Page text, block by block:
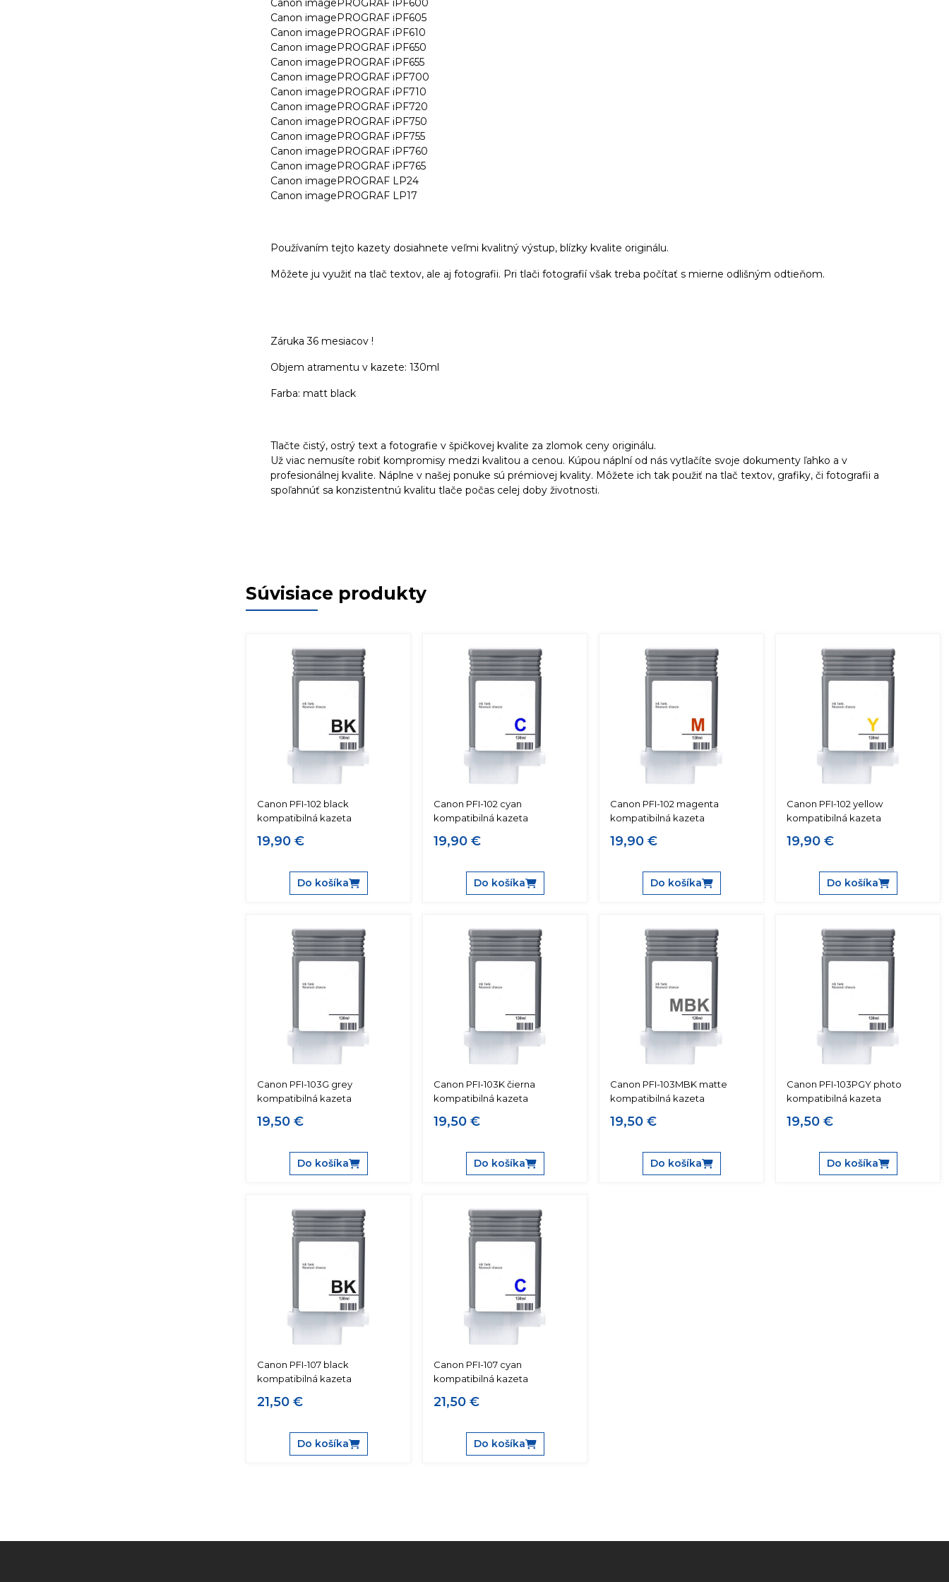
Canon imagePROGRAF iPF600
Canon imagePROGRAF iPF605
Canon imagePROGRAF iPF610
Canon imagePROGRAF iPF650
Canon imagePROGRAF iPF655
Canon imagePROGRAF iPF700
Canon imagePROGRAF iPF710
Canon imagePROGRAF iPF720
Canon imagePROGRAF iPF750
Canon imagePROGRAF iPF755
Canon imagePROGRAF iPF760
Canon imagePROGRAF iPF765
Canon imagePROGRAF LP24
Canon imagePROGRAF LP17
Používaním tejto kazety dosiahnete veľmi kvalitný výstup, blízky kvalite originálu.
Môžete ju využiť na tlač textov, ale aj fotografii. Pri tlači fotografií však treba počítať s mierne odlišným odtieňom.
Záruka 36 mesiacov !
Objem atramentu v kazete: 130ml
Farba: matt black
Tlačte čistý, ostrý text a fotografie v špičkovej kvalite za zlomok ceny originálu.
Už viac nemusíte robiť kompromisy medzi kvalitou a cenou. Kúpou náplní od nás vytlačíte svoje dokumenty ľahko a v
profesionálnej kvalite. Náplne v našej ponuke sú prémiovej kvality. Môžete ich tak použiť na tlač textov, grafiky, či fotografii a
spoľahnúť sa konzistentnú kvalitu tlače počas celej doby životnosti.
Súvisiace produkty
Canon PFI-102 black
kompatibilná kazeta
19,90 €
Do košíka
Canon PFI-102 cyan
kompatibilná kazeta
19,90 €
Do košíka
Canon PFI-102 magenta
kompatibilná kazeta
19,90 €
Do košíka
Canon PFI-102 yellow
kompatibilná kazeta
19,90 €
Do košíka
Canon PFI-103G grey
kompatibilná kazeta
19,50 €
Do košíka
Canon PFI-103K čierna
kompatibilná kazeta
19,50 €
Do košíka
Canon PFI-103MBK matte
kompatibilná kazeta
19,50 €
Do košíka
Canon PFI-103PGY photo
kompatibilná kazeta
19,50 €
Do košíka
Canon PFI-107 black
kompatibilná kazeta
21,50 €
Do košíka
Canon PFI-107 cyan
kompatibilná kazeta
21,50 €
Do košíka